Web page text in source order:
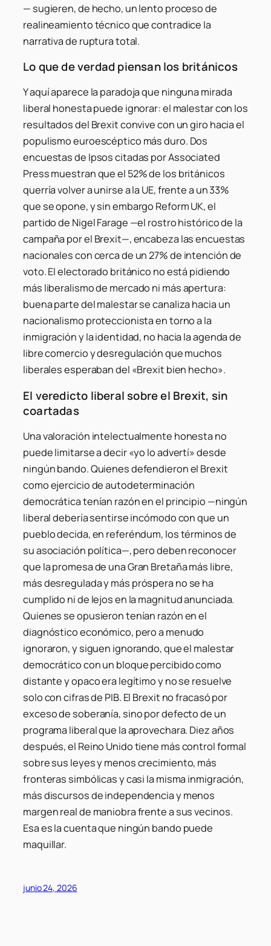
— sugieren, de hecho, un lento proceso de
realineamiento técnico que contradice la
narrativa de ruptura total.
Lo que de verdad piensan los británicos
Y aquí aparece la paradoja que ninguna mirada
liberal honesta puede ignorar: el malestar con los
resultados del Brexit convive con un giro hacia el
populismo euroescéptico más duro. Dos
encuestas de Ipsos citadas por Associated
Press muestran que el 52% de los británicos
querría volver a unirse a la UE, frente a un 33%
que se opone, y sin embargo Reform UK, el
partido de Nigel Farage —el rostro histórico de la
campaña por el Brexit—, encabeza las encuestas
nacionales con cerca de un 27% de intención de
voto. El electorado británico no está pidiendo
más liberalismo de mercado ni más apertura:
buena parte del malestar se canaliza hacia un
nacionalismo proteccionista en torno a la
inmigración y la identidad, no hacia la agenda de
libre comercio y desregulación que muchos
liberales esperaban del «Brexit bien hecho».
El veredicto liberal sobre el Brexit, sin
coartadas
Una valoración intelectualmente honesta no
puede limitarse a decir «yo lo advertí» desde
ningún bando. Quienes defendieron el Brexit
como ejercicio de autodeterminación
democrática tenían razón en el principio —ningún
liberal debería sentirse incómodo con que un
pueblo decida, en referéndum, los términos de
su asociación política—, pero deben reconocer
que la promesa de una Gran Bretaña más libre,
más desregulada y más próspera no se ha
cumplido ni de lejos en la magnitud anunciada.
Quienes se opusieron tenían razón en el
diagnóstico económico, pero a menudo
ignoraron, y siguen ignorando, que el malestar
democrático con un bloque percibido como
distante y opaco era legítimo y no se resuelve
solo con cifras de PIB. El Brexit no fracasó por
exceso de soberanía, sino por defecto de un
programa liberal que la aprovechara. Diez años
después, el Reino Unido tiene más control formal
sobre sus leyes y menos crecimiento, más
fronteras simbólicas y casi la misma inmigración,
más discursos de independencia y menos
margen real de maniobra frente a sus vecinos.
Esa es la cuenta que ningún bando puede
maquillar.
junio 24, 2026